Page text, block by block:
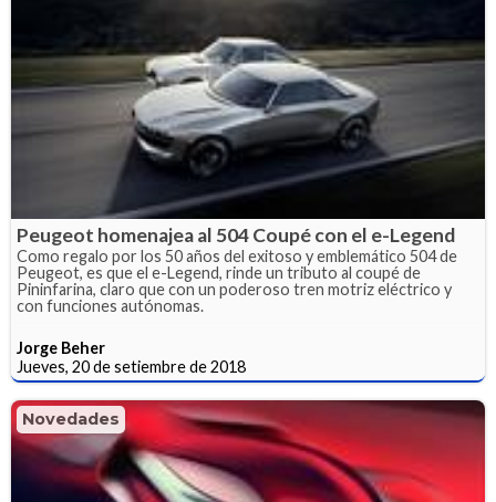
Peugeot homenajea al 504 Coupé con el e-Legend
Como regalo por los 50 años del exitoso y emblemático 504 de
Peugeot, es que el e-Legend, rinde un tributo al coupé de
Pininfarina, claro que con un poderoso tren motriz eléctrico y
con funciones autónomas.
Jorge Beher
Jueves, 20 de setiembre de 2018
Novedades